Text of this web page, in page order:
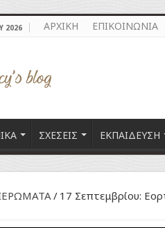
2026 ΑΡΧΙΚΗ ΕΠΙΚΟΙΝΩΝΙΑ
ΣΧΕΣΕΙΣ ΕΚΠΑΙΔΕΥΣΗ
/ 17 Σεπτεμβρίου: